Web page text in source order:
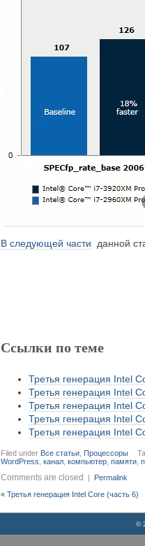
В следующей части данной
Ссылки по теме
Третья генерация Intel
Третья генерация Intel
Третья генерация Intel
Третья генерация Intel
Третья генерация Intel
Filed under Все статьи ,Процессоры
WordPress ,канал ,компьютер ,памяти ,
Comments are closed | Permalink
«Третья генерация Intel Core (часть 6)
©